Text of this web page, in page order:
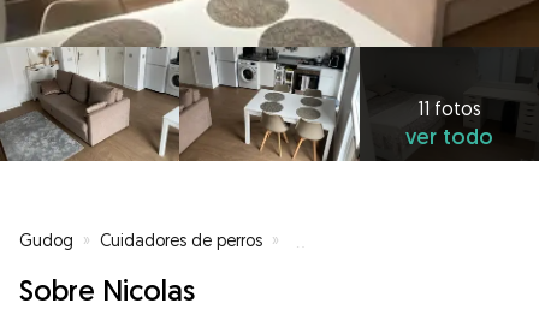
11 fotos
ver todo
Gudog » Cuidadores de perros »
Sobre Nicolas